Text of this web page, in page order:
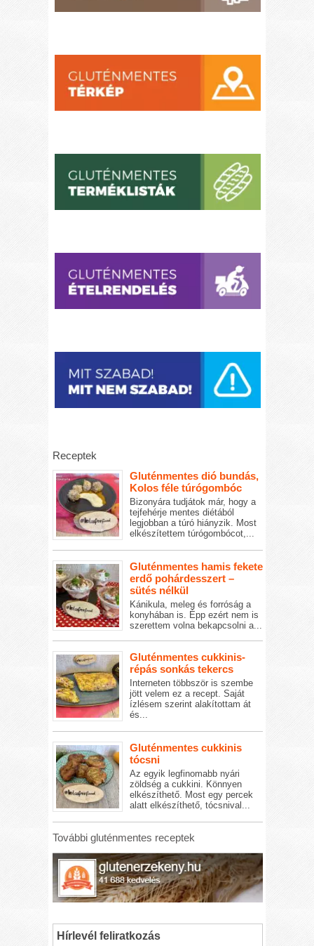
Receptek
Gluténmentes dió bundás,
Kolos féle túrógombóc
Bizonyára tudjátok már, hogy a
tejfehérje mentes diétából
legjobban a túró hiányzik. Most
elkészítettem túrógombócot,...
Gluténmentes hamis fekete
erdő pohárdesszert –
sütés nélkül
Kánikula, meleg és forróság a
konyhában is. Épp ezért nem is
szerettem volna bekapcsolni a...
Gluténmentes cukkinis-
répás sonkás tekercs
Interneten többször is szembe
jött velem ez a recept. Saját
ízlésem szerint alakítottam át
és...
Gluténmentes cukkinis
tócsni
Az egyik legfinomabb nyári
zöldség a cukkini. Könnyen
elkészíthető. Most egy percek
alatt elkészíthető, tócsnival...
További gluténmentes receptek
Hírlevél feliratkozás